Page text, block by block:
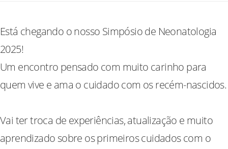
Está chegando o nosso Simpósio de Neonatologia
2025!
Um encontro pensado com muito carinho para
quem vive e ama o cuidado com os recém-nascidos.
Vai ter troca de experiências, atualização e muito
aprendizado sobre os primeiros cuidados com o